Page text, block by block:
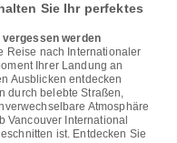
Sie Ihr perfektes
vergessen werden
Reise nach Internationaler
Ihrer Landung an
Ausblicken entdecken
durch belebte Straßen,
Atmosphäre
Vancouver International
ist. Entdecken Sie